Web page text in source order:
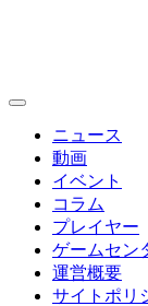
toggle
ニュース
動画
イベント
コラム
プレイヤー
ゲームセン
運営概要
サイトポリ